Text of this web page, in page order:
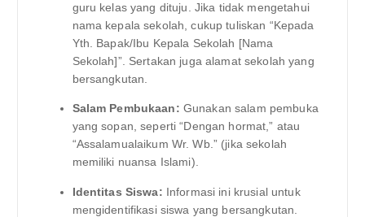
guru kelas yang dituju. Jika tidak mengetahui
nama kepala sekolah, cukup tuliskan “Kepada
Yth. Bapak/Ibu Kepala Sekolah [Nama
Sekolah]”. Sertakan juga alamat sekolah yang
bersangkutan.
Salam Pembukaan: Gunakan salam pembuka
yang sopan, seperti “Dengan hormat,” atau
“Assalamualaikum Wr. Wb.” (jika sekolah
memiliki nuansa Islami).
Identitas Siswa: Informasi ini krusial untuk
mengidentifikasi siswa yang bersangkutan.